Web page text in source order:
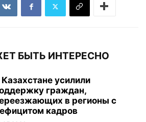
БЫТЬ ИНТЕРЕСНО
Казахстане усилили
граждан,
в регионы с
кадров